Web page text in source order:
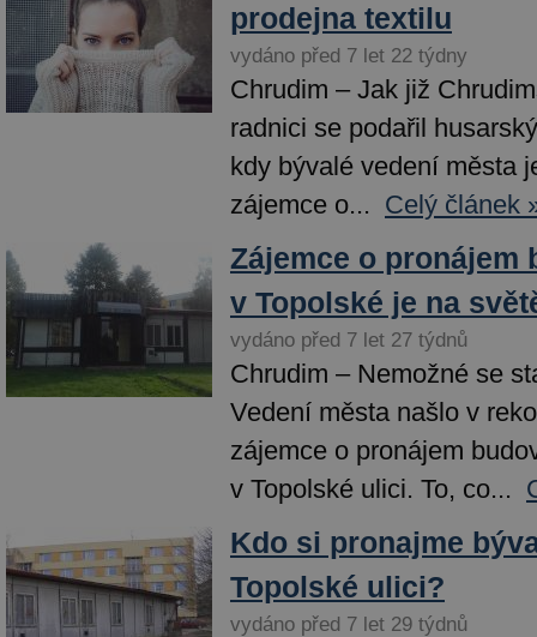
prodejna textilu
vydáno před 7 let 22 týdny
Chrudim – Jak již
radnici se podařil
kdy bývalé vedení města
zájemce o... Celý článek
Zájemce o pronájem
v Topolské je na
vydáno před 7 let 27 týdnů
Chrudim – Nemožné se
Vedení města našlo v
zájemce o pronájem
v Topolské ulici. To, co...
Kdo si pronajme
Topolské ulici?
vydáno před 7 let 29 týdnů